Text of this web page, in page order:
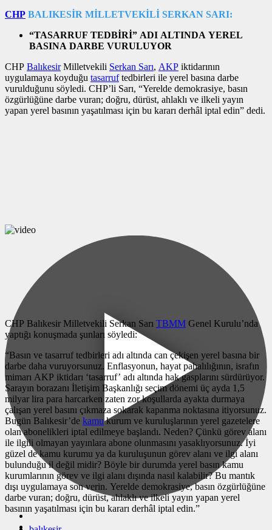
CHP BALIKESİR MİLLETVEKİLİ SERKAN SARI:
“TASARRUF TEDBİRİ” ADI ALTINDA YEREL
BASINA DARBE VURULUYOR
CHP BalıkesirMilletvekili Serkan Sarı, AKP iktidarının
uygulamaya koyduğu tasarruftedbirleri ile yerel basına darbe
vurulduğunu söyledi. CHP’li Sarı, “Yerelde demokrasiye, basın
özgürlüğüne darbe vuran; doğru, dürüst, ahlaklı ve ilkeli yayın
yapan yerel basının yaşatılması için bu kararı derhâl iptal edin” dedi.
CHP Balıkesir Milletvekili Serkan Sarı TBMM Genel Kurulu’nda
yaptığı konuşmada şunları söyledi:
“Basın ve tasarruf tedbirleri adı altında can çekişen yerel basına bir
darbe daha vuruyorsunuz. Enflasyonun, hayat pahalılığının, israfın
mimarı AKP iktidarı ‘tasarruf’ adı altında hak gasplarını sürdürüyor.
Sarayın borazanı İletişim Başkanlığı seçim dönemi üç ayda 1,5
milyar lira para harcarken zaten zor koşullarda ayakta durmaya
çalışan yerel basını çıkmaza sokarak kapanma noktasına itiyorsunuz.
Bugün Balıkesir’de kamukurum ve kuruluşlarının yerel gazetelere
olan abonelikleri iptal edilmeye başlandı. Neden? Çünkü görev alanı
ile ilgili olmayan yayınlara abone olunmasını yasaklıyorsunuz. İyi
güzel de kamu kurumu ya da kuruluşunun görev alanı ve ilgi alanı
bulunduğu il değil midir? Böyle bir durumda yerel basın kamu
kurumlarının görev ve ilgi alanı dışında nasıl kalabilir? Bu mantık
dışı uygulamaya son verin. Yerelde demokrasiye, basın özgürlüğüne
darbe vuran; doğru, dürüst, ahlaklı ve ilkeli yayın yapan yerel
basının yaşatılması için bu kararı derhâl iptal edin.”